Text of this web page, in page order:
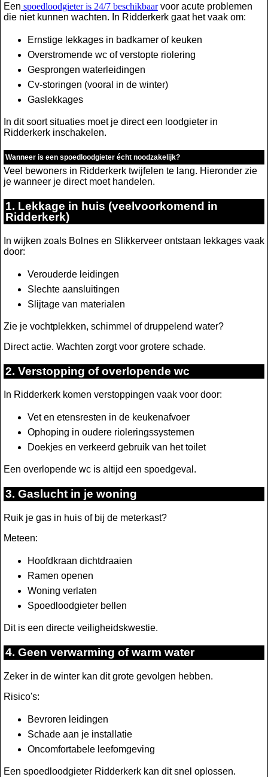
Een spoedloodgieter is 24/7 beschikbaarvoor acute problemen
die niet kunnen wachten. In Ridderkerk gaat het vaak om:
Ernstige lekkages in badkamer of keuken
Overstromende wc of verstopte riolering
Gesprongen waterleidingen
Cv-storingen (vooral in de winter)
Gaslekkages
In dit soort situaties moet je direct een loodgieter in
Ridderkerk inschakelen.
Wanneer is een spoedloodgieter écht noodzakelijk?
Veel bewoners in Ridderkerk twijfelen te lang. Hieronder zie
je wanneer je direct moet handelen.
1. Lekkage in huis (veelvoorkomend in
Ridderkerk)
In wijken zoals Bolnes en Slikkerveer ontstaan lekkages vaak
door:
Verouderde leidingen
Slechte aansluitingen
Slijtage van materialen
Zie je vochtplekken, schimmel of druppelend water?
Direct actie. Wachten zorgt voor grotere schade.
2. Verstopping of overlopende wc
In Ridderkerk komen verstoppingen vaak voor door:
Vet en etensresten in de keukenafvoer
Ophoping in oudere rioleringssystemen
Doekjes en verkeerd gebruik van het toilet
Een overlopende wc is altijd een spoedgeval.
3. Gaslucht in je woning
Ruik je gas in huis of bij de meterkast?
Meteen:
Hoofdkraan dichtdraaien
Ramen openen
Woning verlaten
Spoedloodgieter bellen
Dit is een directe veiligheidskwestie.
4. Geen verwarming of warm water
Zeker in de winter kan dit grote gevolgen hebben.
Risico's:
Bevroren leidingen
Schade aan je installatie
Oncomfortabele leefomgeving
Een spoedloodgieter Ridderkerk kan dit snel oplossen.